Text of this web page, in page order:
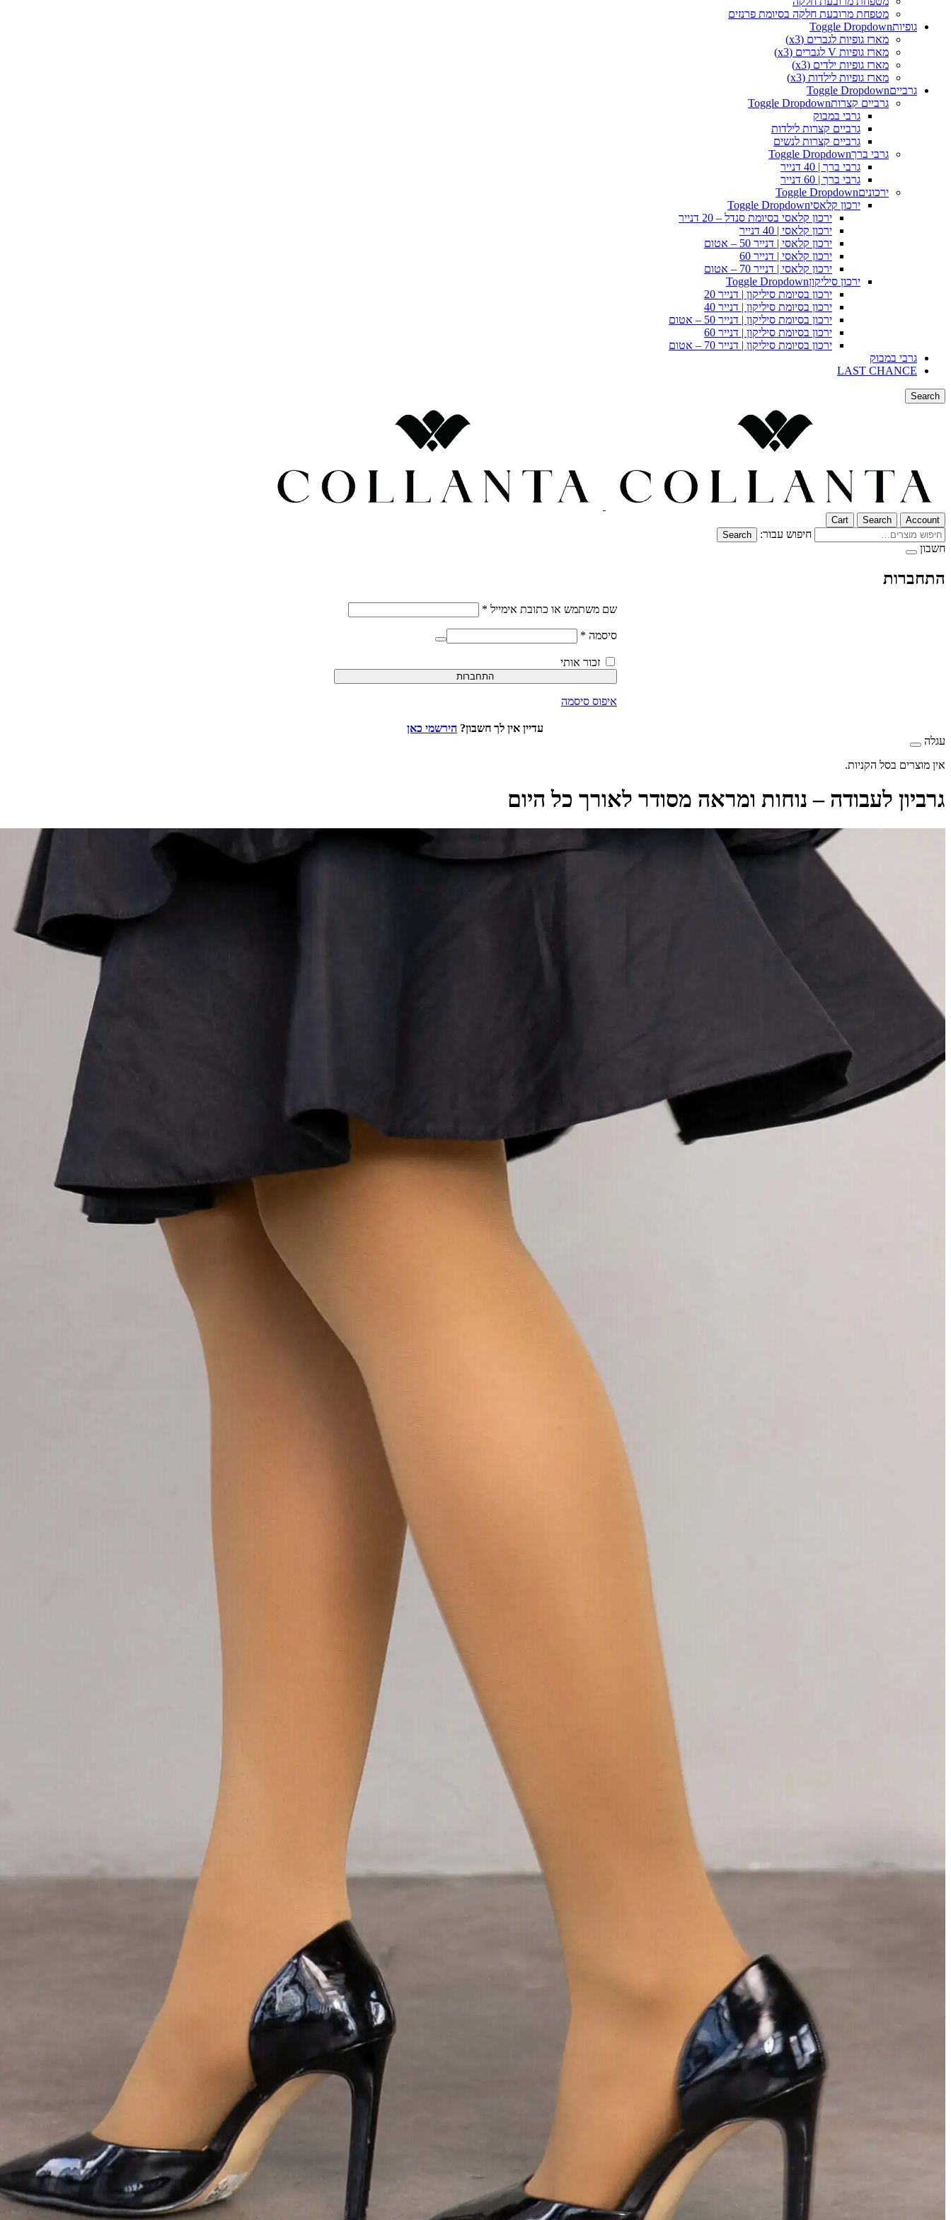
מטפחת מרובעת חלקה בסיומת פרנזים
גופיותToggle Dropdown
מארז גופיות לגברים (x3)
מארז גופיות V לגברים (x3)
מארז גופיות ילדים (x3)
מארז גופיות לילדות (x3)
גרבייםToggle Dropdown
גרביים קצרותToggle Dropdown
גרבי במבוק
גרביים קצרות לילדות
גרביים קצרות לנשים
גרבי ברךToggle Dropdown
גרבי ברך | 40 דנייר
גרבי ברך | 60 דנייר
ירכוניםToggle Dropdown
ירכון קלאסיToggle Dropdown
ירכון קלאסי בסיומת סנדל – 20 דנייר
ירכון קלאסי | 40 דנייר
ירכון קלאסי | דנייר 50 – אטום
ירכון קלאסי | דנייר 60
ירכון קלאסי | דנייר 70 – אטום
ירכון סיליקוןToggle Dropdown
ירכון בסיומת סיליקון | דנייר 20
ירכון בסיומת סיליקון | דנייר 40
ירכון בסיומת סיליקון | דנייר 50 – אטום
ירכון בסיומת סיליקון | דנייר 60
ירכון בסיומת סיליקון | דנייר 70 – אטום
גרבי במבוק
LAST CHANCE
Search
Account
Search
Cart
חיפוש עבור: Search
חשבון
התחברות
שם משתמש או כתובת אימייל *
סיסמה *
זכור אותי
התחברות
איפוס סיסמה
עדיין אין לך חשבון? הירשמי כאן
עגלה
אין מוצרים בסל הקניות.
גרביון לעבודה – נוחות ומראה מסודר לאורך כל היום